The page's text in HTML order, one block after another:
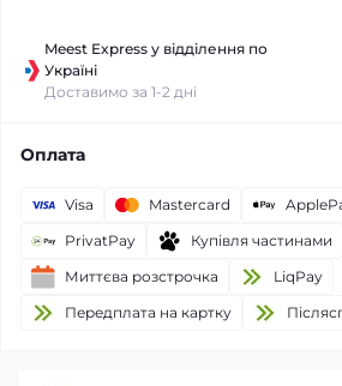
Meest Express у відділення по
Україні
Доставимо за 1-2 дні
Оплата
Visa Mastercard
PrivatPay
Купівля частинами
Миттєва розстрочка
LiqPay
Передплата на картку